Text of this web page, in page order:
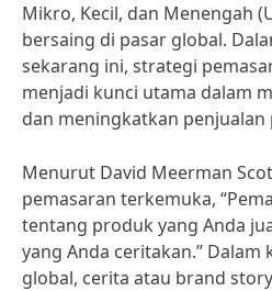
Mikro, Kecil, dan Menengah
bersaing di pasar global.
sekarang ini, strategi
menjadi kunci utama dalam
dan meningkatkan penjualan
Menurut David Meerman
pemasaran terkemuka,
tentang produk yang Anda
yang Anda ceritakan.”
global, cerita atau brand